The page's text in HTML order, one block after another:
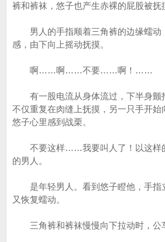
裤和裤袜，悠子也产生赤裸的屁股被抚
男人的手指顺着三角裤的边缘蠕动
感，由下向上摇动抚摸。
啊……啊……不要……啊！……
有一股电流从身体流过，下半身颤
不仅重复在肉缝上抚摸，另一只手开始
悠子心里感到战栗。
不要这样……我要叫人了！以这样
的男人。
是年轻男人。看到悠子瞪他，手指
又恢复蠕动。
三角裤和裤袜慢慢向下拉动时，公